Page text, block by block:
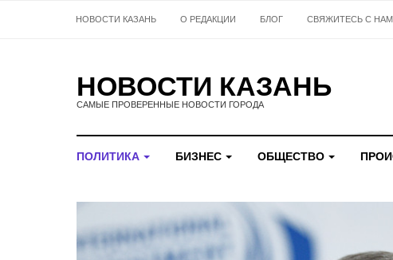
НОВОСТИ КАЗАНЬ О РЕДАКЦИИ БЛОГ СВЯЖИТЕСЬ С
НОВОСТИ КАЗАНЬ
САМЫЕ ПРОВЕРЕННЫЕ НОВОСТИ ГОРОДА
ПОЛИТИКА БИЗНЕС ОБЩЕСТВО